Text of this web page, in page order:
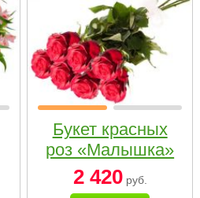
Букет красных
роз «Малышка»
2 420руб.